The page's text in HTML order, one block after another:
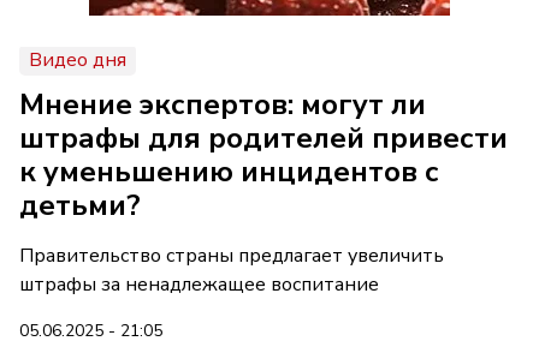
Видео дня
Мнение экспертов: могут ли
штрафы для родителей привести
к уменьшению инцидентов с
детьми?
Правительство страны предлагает увеличить
штрафы за ненадлежащее воспитание
05.06.2025 - 21:05